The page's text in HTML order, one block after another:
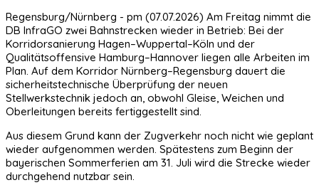
Regensburg/Nürnberg - pm (07.07.2026) Am Freitag nimmt die
DB InfraGO zwei Bahnstrecken wieder in Betrieb: Bei der
Korridorsanierung Hagen–Wuppertal–Köln und der
Qualitätsoffensive Hamburg–Hannover liegen alle Arbeiten im
Plan. Auf dem Korridor Nürnberg–Regensburg dauert die
sicherheitstechnische Überprüfung der neuen
Stellwerkstechnik jedoch an, obwohl Gleise, Weichen und
Oberleitungen bereits fertiggestellt sind.
Aus diesem Grund kann der Zugverkehr noch nicht wie geplant
wieder aufgenommen werden. Spätestens zum Beginn der
bayerischen Sommerferien am 31. Juli wird die Strecke wieder
durchgehend nutzbar sein.